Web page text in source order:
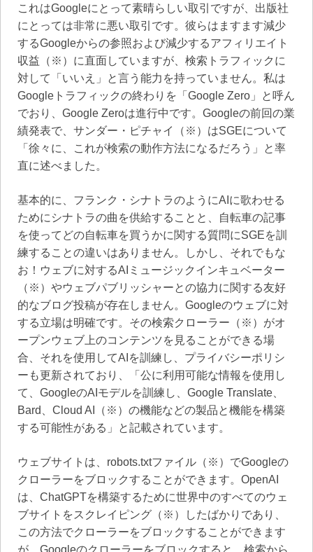
これはGoogleにとって素晴らしい取引ですが、出版社
にとっては非常に悪い取引です。彼らはますます減少
するGoogleからの参照および減少するアフィリエイト
収益（※）に直面していますが、検索トラフィックに
対して「いいえ」と言う能力を持っていません。私は
Googleトラフィックの終わりを「Google Zero」と呼ん
でおり、Google Zeroは進行中です。Googleの前回の業
績発表で、サンダー・ピチャイ（※）はSGEについて
「徐々に、これが検索の動作方法になるだろう」と率
直に述べました。
基本的に、フランク・シナトラのようにAIに歌わせる
ためにシナトラの曲を供給することと、自転車の記事
を使ってどの自転車を買うかに関する質問にSGEを訓
練することの違いはありません。しかし、それでもな
お！ウェブに対するAIミュージックインキュベーター
（※）やウェブパブリッシャーとの協力に関する友好
的なブログ投稿が存在しません。Googleのウェブに対
する立場は明確です。その検索クローラー（※）がオ
ープンウェブ上のコンテンツを見ることができる場
合、それを使用してAIを訓練し、プライバシーポリシ
ーも更新されており、「公に利用可能な情報を使用し
て、GoogleのAIモデルを訓練し、Google Translate、
Bard、Cloud AI（※）の機能などの製品と機能を構築
する可能性がある」と記載されています。
ウェブサイトは、robots.txtファイル（※）でGoogleの
クローラーをブロックすることができます。OpenAI
は、ChatGPTを構築するために世界中のすべてのウェ
ブサイトをスクレイピング（※）したばかりであり、
この方法でクローラーをブロックすることができます
が、Googleのクローラーをブロックすると、検索から